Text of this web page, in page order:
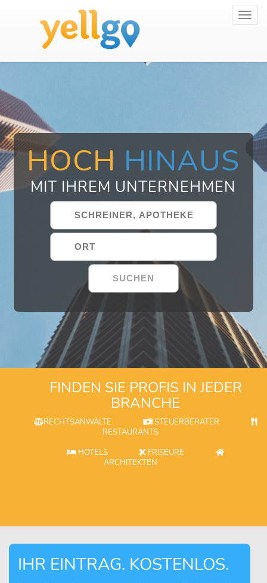
HOCH HINAUS
MIT IHREM UNTERNEHMEN
FINDEN SIE PROFIS IN JEDER
BRANCHE
RECHTSANWÄLTE
STEUERBERATER
RESTAURANTS
HOTELS
FRISEURE
ARCHITEKTEN
IHR EINTRAG. KOSTENLOS.